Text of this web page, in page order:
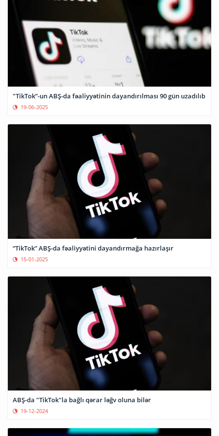
"TikTok”-un ABŞ-da fəaliyyətinin dayandırılması 90 gün uzadılıb
19-06-2025
“TikTok” ABŞ-da fəaliyyətini dayandırmağa hazırlaşır
15-01-2025
ABŞ-da "TikTok"la bağlı qərar ləğv oluna bilər
19-12-2024